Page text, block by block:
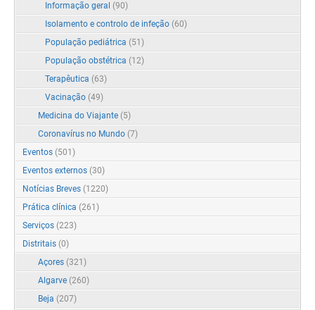
Informação geral (90)
Isolamento e controlo de infeção (60)
População pediátrica (51)
População obstétrica (12)
Terapêutica (63)
Vacinação (49)
Medicina do Viajante (5)
Coronavírus no Mundo (7)
Eventos (501)
Eventos externos (30)
Notícias Breves (1220)
Prática clínica (261)
Serviços (223)
Distritais (0)
Açores (321)
Algarve (260)
Beja (207)